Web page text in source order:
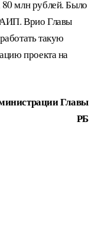
млн рублей. Было
Врио Главы
такую
проекта на
Главы
РБ